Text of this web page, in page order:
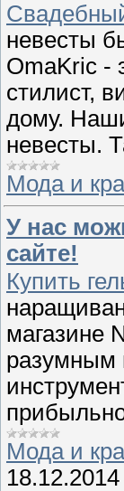
невесты
OmaKric -
стилист,
дому.
невесты.
Мода и
У нас
сайте!
Купить
магазине
разумным
Мода и
18.12.2014